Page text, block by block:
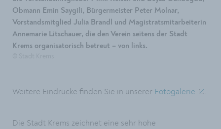
Obmann Emin Saygili, Bürgermeister Peter Molnar,
Vorstandsmitglied Julia Brandl und Magistratsmitarbeiterin
Annemarie Litschauer, die den Verein seitens der Stadt
Krems organisatorisch betreut – von links.
Weitere Eindrücke finden Sie in unserer Fotogalerie .
Die Stadt Krems zeichnet eine sehr hohe